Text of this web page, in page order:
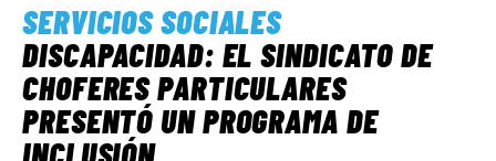
SERVICIOS SOCIALES
DISCAPACIDAD: EL SINDICATO DE
CHOFERES PARTICULARES
PRESENTÓ UN PROGRAMA DE